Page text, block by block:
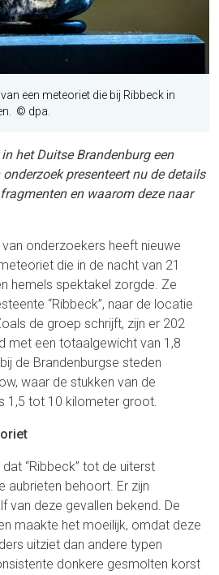
een meteoriet die bij Ribbeck in
© dpa.
het Duitse Brandenburg een
presenteert nu de details
en waarom deze naar
onderzoekers heeft nieuwe
die in de nacht van 21
hemels spektakel zorgde. Ze
“Ribbeck”, naar de locatie
de groep schrijft, zijn er 202
met een totaalgewicht van 1,8
de Brandenburgse steden
waar de stukken van de
1,5 tot 10 kilometer groot.
“Ribbeck” tot de uiterst
aubrieten behoort. Er zijn
van deze gevallen bekend. De
maakte het moeilijk, omdat deze
uitziet dan andere typen
donkere gesmolten korst